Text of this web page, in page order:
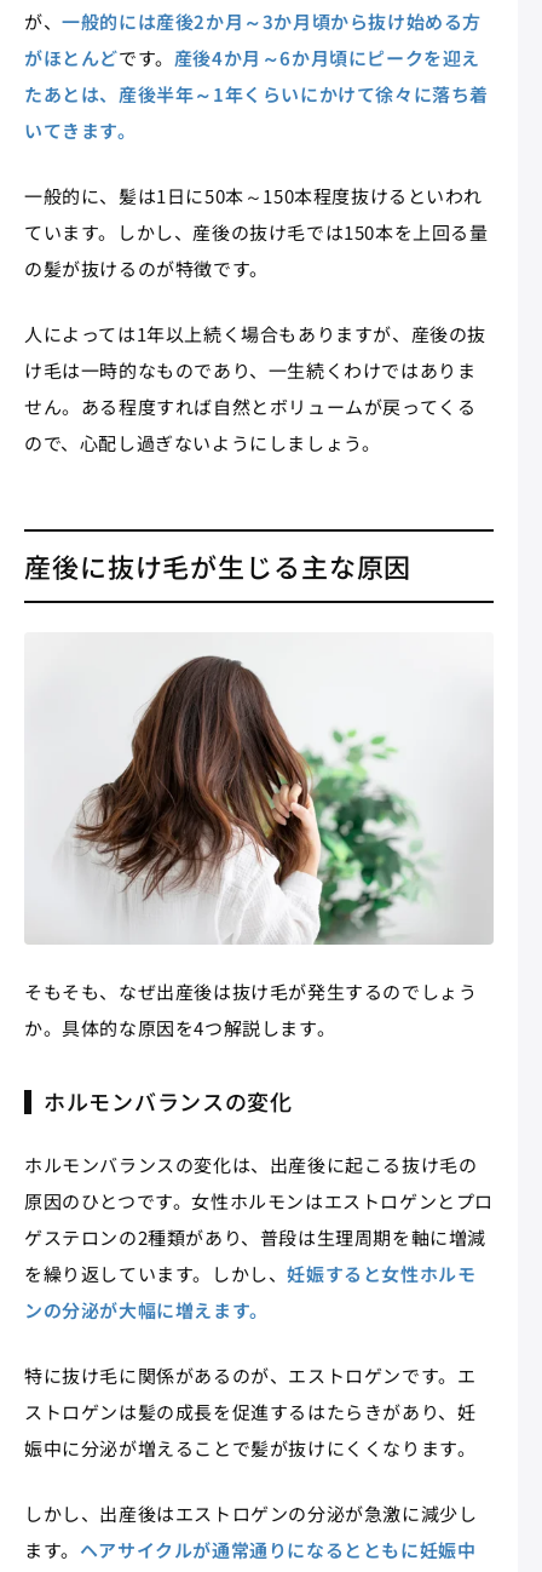
が、一般的には産後2か月～3か月頃から抜け始める方
がほとんどです。 産後4か月～6か月頃にピークを迎え
たあとは、産後半年～1年くらいにかけて徐々に落ち着
いてきます。
一般的に、髪は1日に50本～150本程度抜けるといわれ
ています。しかし、産後の抜け毛では150本を上回る量
の髪が抜けるのが特徴です。
人によっては1年以上続く場合もありますが、産後の抜
け毛は一時的なものであり、一生続くわけではありま
せん。ある程度すれば自然とボリュームが戻ってくる
ので、心配し過ぎないようにしましょう。
産後に抜け毛が生じる主な原因
そもそも、なぜ出産後は抜け毛が発生するのでしょう
か。具体的な原因を4つ解説します。
ホルモンバランスの変化
ホルモンバランスの変化は、出産後に起こる抜け毛の
原因のひとつです。女性ホルモンはエストロゲンとプロ
ゲステロンの2種類があり、普段は生理周期を軸に増減
を繰り返しています。しかし、妊娠すると女性ホルモ
ンの分泌が大幅に増えます。
特に抜け毛に関係があるのが、エストロゲンです。エ
ストロゲンは髪の成長を促進するはたらきがあり、妊
娠中に分泌が増えることで髪が抜けにくくなります。
しかし、出産後はエストロゲンの分泌が急激に減少し
ます。 ヘアサイクルが通常通りになるとともに妊娠中